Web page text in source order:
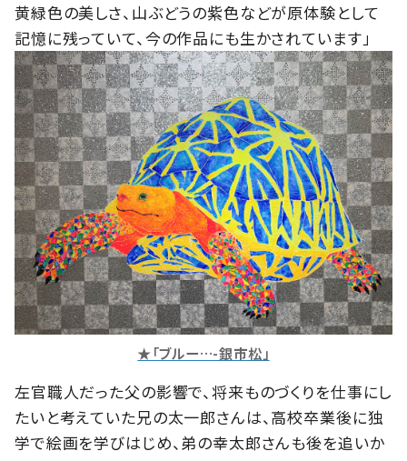
黄緑色の美しさ、山ぶどうの紫色などが原体験として
記憶に残っていて、今の作品にも生かされています」
★「ブルー…-銀市松」
左官職人だった父の影響で、将来ものづくりを仕事にし
たいと考えていた兄の太一郎さんは、高校卒業後に独
学で絵画を学びはじめ、弟の幸太郎さんも後を追いか